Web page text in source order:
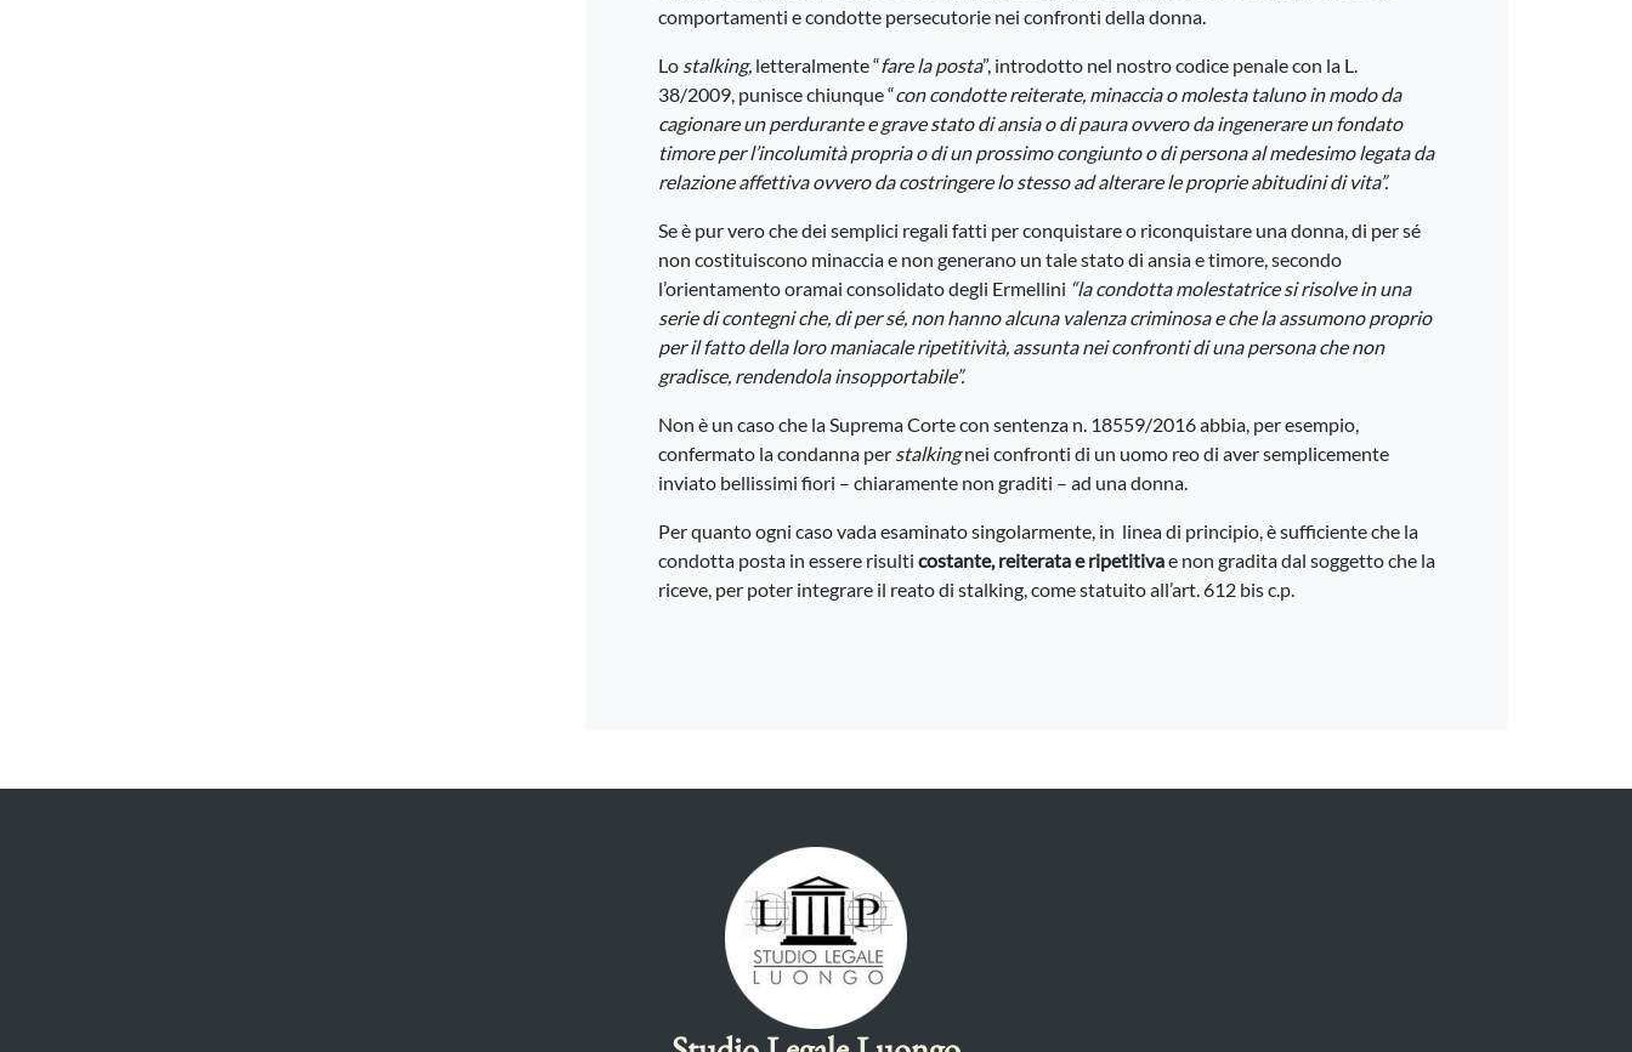
comportamenti e condotte persecutorie nei confronti della donna.
Lo stalking, letteralmente “fare la posta”, introdotto nel nostro codice penale con la L.
38/2009, punisce chiunque “con condotte reiterate, minaccia o molesta taluno in modo da
cagionare un perdurante e grave stato di ansia o di paura ovvero da ingenerare un fondato
timore per l’incolumità propria o di un prossimo congiunto o di persona al medesimo legata da
relazione affettiva ovvero da costringere lo stesso ad alterare le proprie abitudini di vita”.
Se è pur vero che dei semplici regali fatti per conquistare o riconquistare una donna, di per sé
non costituiscono minaccia e non generano un tale stato di ansia e timore, secondo
l’orientamento oramai consolidato degli Ermellini “la condotta molestatrice si risolve in una
serie di contegni che, di per sé, non hanno alcuna valenza criminosa e che la assumono proprio
per il fatto della loro maniacale ripetitività, assunta nei confronti di una persona che non
gradisce, rendendola insopportabile”.
Non è un caso che la Suprema Corte con sentenza n. 18559/2016 abbia, per esempio,
confermato la condanna per stalkingnei confronti di un uomo reo di aver semplicemente
inviato bellissimi fiori – chiaramente non graditi – ad una donna.
Per quanto ogni caso vada esaminato singolarmente, in linea di principio, è sufficiente che la
condotta posta in essere risulti costante, reiterata e ripetitivae non gradita dal soggetto che la
riceve, per poter integrare il reato di stalking, come statuito all’art. 612 bis c.p.